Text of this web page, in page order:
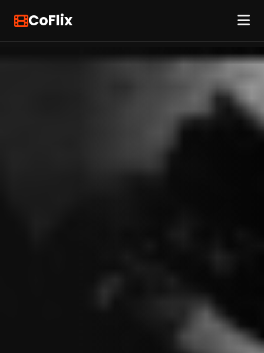
CoFlix